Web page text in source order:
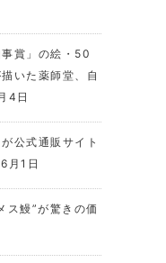
賞」の絵・50
いた薬師堂、自
4日
公式通販サイト
月1日
ス鰻”が驚きの価